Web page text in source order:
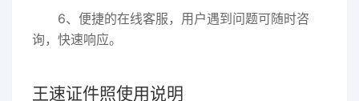
6、便捷的在线客服，用户遇到问题可随时咨
询，快速响应。
王速证件照使用说明